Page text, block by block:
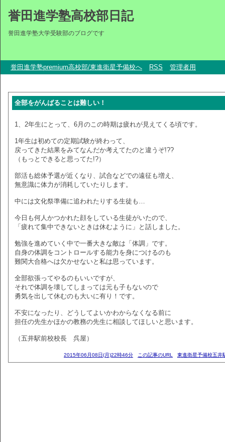
誉田進学塾高校部日記
誉田進学塾大学受験部のブログです
誉田進学塾premium高校部/東進衛星予備校へ RSS 管理者用
全部をがんばることは難しい！
1、2年生にとって、6月のこの時期は疲れが見えてくる頃です。
1年生は初めての定期試験が終わって、
戻ってきた結果をみてなんだか考えてたのと違うぞ!??
（もっとできると思ってた!?）
部活も総体予選が近くなり、試合などでの遠征も増え、
無意識に体力が消耗していたりします。
中には文化祭準備に追われたりする生徒も…
今日も何人かつかれた顔をしている生徒がいたので、
「疲れて集中できないときは休むように」と話しました。
勉強を進めていく中で一番大きな敵は「体調」です。
自身の体調をコントロールする能力を身につけるのも
難関大合格へは欠かせないと私は思っています。
全部欲張ってやるのもいいですが、
それで体調を壊してしまっては元も子もないので
勇気を出して休むのも大いに有り！です。
不安になったり、どうしてよいかわからなくなる前に
担任の先生かほかの教務の先生に相談してほしいと思います。
（五井駅前校校長 呉屋）
2015年06月08日(月)22時46分 この記事のURL 東進衛星予備校五井